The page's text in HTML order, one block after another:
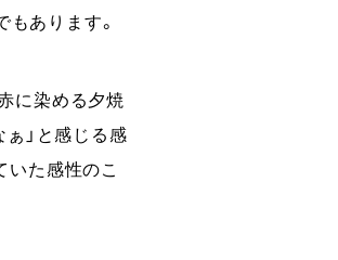
あります。
に染める夕焼
ぁ」と感じる感
いた感性のこ